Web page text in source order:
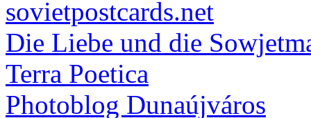
sovietpostcards.net
Die Liebe und die
Terra Poetica
Photoblog Dunaújváros